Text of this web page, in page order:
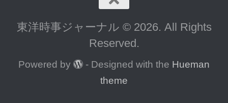
東洋時事ジャーナル © 2026. All Rights
Reserved.
Powered by - Designed with the Hueman
theme